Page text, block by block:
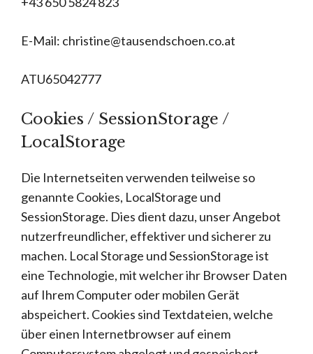
E-Mail: christine@tausendschoen.co.at
ATU65042777
Cookies / SessionStorage /
LocalStorage
Die Internetseiten verwenden teilweise so
genannte Cookies, LocalStorage und
SessionStorage. Dies dient dazu, unser Angebot
nutzerfreundlicher, effektiver und sicherer zu
machen. Local Storage und SessionStorage ist
eine Technologie, mit welcher ihr Browser Daten
auf Ihrem Computer oder mobilen Gerät
abspeichert. Cookies sind Textdateien, welche
über einen Internetbrowser auf einem